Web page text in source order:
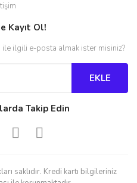
Kayıt Ol!
ile ilgili e-posta almak ister misiniz?
EKLE
Takip Edin
saklıdır. Kredi kartı bilgileriniz